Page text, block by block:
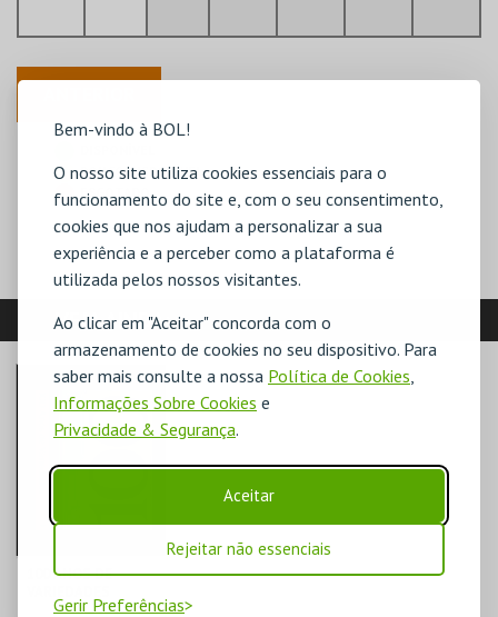
Bem-vindo à BOL!
O nosso site utiliza cookies essenciais para o
funcionamento do site e, com o seu consentimento,
cookies que nos ajudam a personalizar a sua
experiência e a perceber como a plataforma é
utilizada pelos nossos visitantes.
Ao clicar em "Aceitar" concorda com o
armazenamento de cookies no seu dispositivo. Para
saber mais consulte a nossa Política de Cookies,
Informações Sobre Cookies e
Privacidade & Segurança.
Aceitar
Rejeitar não essenciais
Gerir Preferências
POUCO DISPONÍVEL
ESGOTADO
VEJA AINDA:
100 ANOS DE